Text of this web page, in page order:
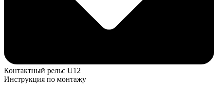
Контактный рельс U12
Инструкция по монтажу